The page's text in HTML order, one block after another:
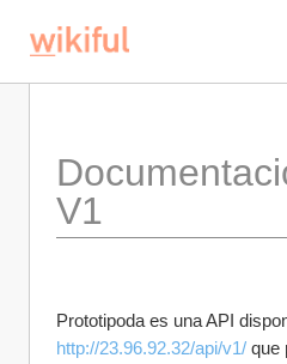
V1
http://23.96.92.32/api/v1/ que